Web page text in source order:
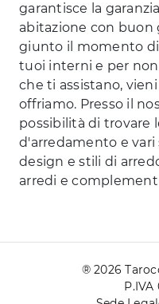
garantisce la
abitazione con buon
giunto il momento
tuoi interni e per
che ti assistano,
offriamo. Presso il
possibilità di trovare
d'arredamento e
design e stili di
arredi e
® 2026
P.IVA